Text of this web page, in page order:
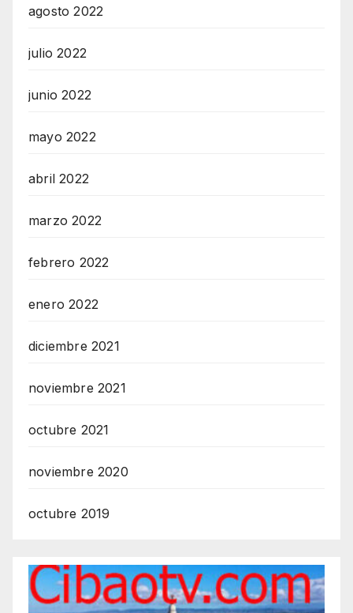
agosto 2022
julio 2022
junio 2022
mayo 2022
abril 2022
marzo 2022
febrero 2022
enero 2022
diciembre 2021
noviembre 2021
octubre 2021
noviembre 2020
octubre 2019